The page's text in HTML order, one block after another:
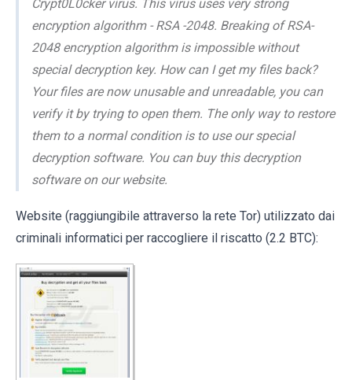
Crypt0L0cker virus. This virus uses very strong
encryption algorithm - RSA -2048. Breaking of RSA-
2048 encryption algorithm is impossible without
special decryption key. How can I get my files back?
Your files are now unusable and unreadable, you can
verify it by trying to open them. The only way to restore
them to a normal condition is to use our special
decryption software. You can buy this decryption
software on our website.
Website (raggiungibile attraverso la rete Tor) utilizzato dai
criminali informatici per raccogliere il riscatto (2.2 BTC):